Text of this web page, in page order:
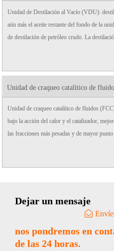
Unidad de Destilación al Vacío (VDU):
aún más el aceite restante del fondo de la
de destilación de petróleo crudo. La
Unidad de craqueo catalítico de
Unidad de craqueo catalítico de fluidos
bajo la acción del calor y el catalizador,
las fracciones más pesadas y de mayor punto
Dejar un mensaje
nos pondremos en
de las 24 horas.